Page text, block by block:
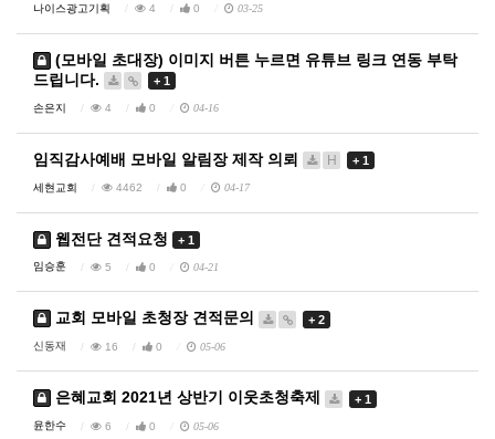
나이스광고기획 4 0 03-25
(모바일 초대장) 이미지 버튼 누르면 유튜브 링크 연동 부탁
드립니다.
+ 1
손은지 4 0 04-16
임직감사예배 모바일 알림장 제작 의뢰 H + 1
세현교회 4462 0 04-17
웹전단 견적요청 + 1
임승훈 5 0 04-21
교회 모바일 초청장 견적문의 + 2
신동재 16 0 05-06
은혜교회 2021년 상반기 이웃초청축제 + 1
윤한수 6 0 05-06